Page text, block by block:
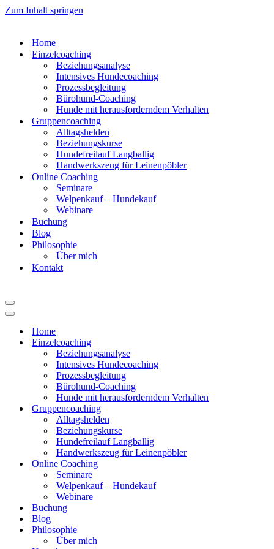
Zum Inhalt springen
Home
Einzelcoaching
Beziehungsanalyse
Intensives Hundecoaching
Prozessbegleitung
Bürohund-Coaching
Hunde mit herausforderndem Verhalten
Gruppencoaching
Alltagshelden
Beziehungskurse
Hundefreilauf Langballig
Handwerkszeug für Leinenpöbler
Online Coaching
Seminare
Welpenkauf – Hundekauf
Webinare
Buchung
Blog
Philosophie
Über mich
Kontakt
Navigations-
Menü
Navigations-
Home
Einzelcoaching
Beziehungsanalyse
Intensives Hundecoaching
Prozessbegleitung
Bürohund-Coaching
Hunde mit herausforderndem Verhalten
Gruppencoaching
Alltagshelden
Beziehungskurse
Hundefreilauf Langballig
Handwerkszeug für Leinenpöbler
Online Coaching
Seminare
Welpenkauf – Hundekauf
Webinare
Buchung
Blog
Philosophie
Über mich